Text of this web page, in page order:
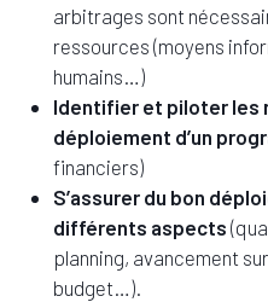
arbitrages sont
ressources (moyens
humains…)
Identifier et piloter les
déploiement d’un
financiers)
S’assurer du bon
différents aspects
planning, avancement
budget…).